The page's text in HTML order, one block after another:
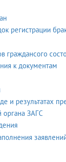
регистрации
граждансого
к документам
и результатах
органа ЗАГС
заявлений и образцы заполнения